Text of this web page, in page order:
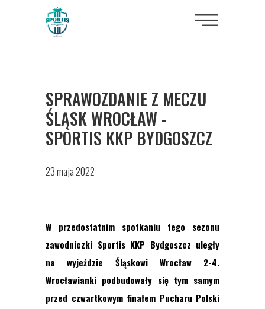
23 maja 2022
SPRAWOZDANIE Z MECZU
ŚLĄSK WROCŁAW -
SPORTIS KKP BYDGOSZCZ
W przedostatnim spotkaniu tego sezonu
zawodniczki Sportis KKP Bydgoszcz uległy
na wyjeździe Śląskowi Wrocław 2-4.
Wrocławianki podbudowały się tym samym
przed czwartkowym finałem Pucharu Polski